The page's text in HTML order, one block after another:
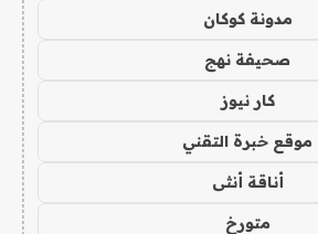
مدونة كوكان
صحيفة نهج
كار نيوز
موقع خبرة التقني
أناقة أنثى
متورخ